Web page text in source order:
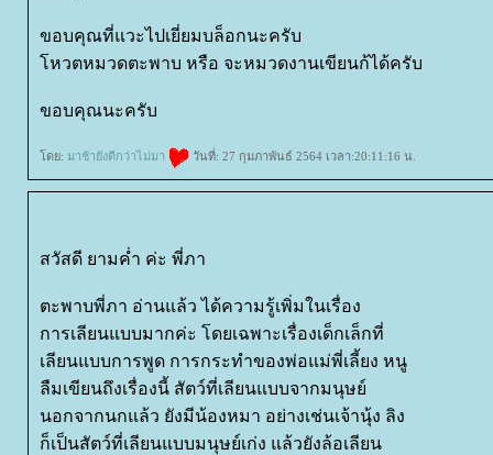
ขอบคุณที่แวะไปเยี่ยมบล็อกนะครับ
หวตหมวดตะพาบ หรือ จะหมวดงานเขียนก้ได้ครับ
ขอบคุณนะครับ
ดย: มาช้ายังดีกว่าไม่มา วันที่: 27 กุมภาพันธ์ 2564 เวลา:20:11:16 น.
สวัสดี ยามค่ำ ค่ะ พี่ภา
ตะพาบพี่ภา อ่านแล้ว ได้ความรู้เพิ่มในเรื่อง
การเลียนแบบมากค่ะ โดยเฉพาะเรื่องเด็กเล็กที่
เลียนแบบการพูด การกระทำของพ่อแม่พี่เลี้ยง หนู
ลืมเขียนถึงเรื่องนี้ สัตว์ที่เลียนแบบจากมนุษย์
นอกจากนกแล้ว ยังมีน้องหมา อย่างเช่นเจ้านุ้ง ลิง
ก็เป็นสัตว์ที่เลียนแบบมนุษย์เก่ง แล้วยังล้อเลียน